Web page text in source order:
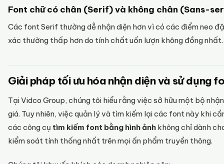
Font chữ có chân (Serif) và không chân (Sans-
Các font Serif thường dễ nhận diện hơn vì có các điểm neo
xác thường thấp hơn do tính chất uốn lượn không đồng nhất.
Giải pháp tối ưu hóa nhận diện và sử dụng
Tại Vidco Group, chúng tôi hiểu rằng việc sở hữu một bộ
giá. Tuy nhiên, việc quản lý và tìm kiếm lại các font này khi
các công cụ tìm kiếm font bằng hình ảnh không chỉ dành
kiểm soát tính thống nhất trên mọi ấn phẩm truyền thông.